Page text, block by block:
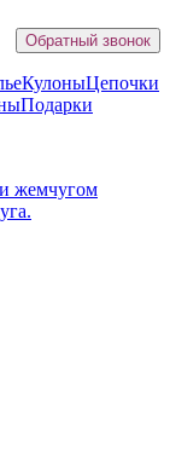
Обратный звонок
КулоныЦепочки
Подарки
жемчугом